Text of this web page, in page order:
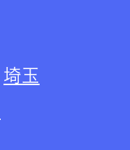
埼玉